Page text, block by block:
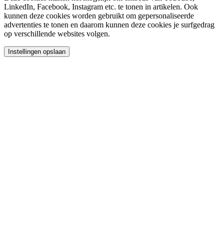
LinkedIn, Facebook, Instagram etc. te tonen in artikelen. Ook
kunnen deze cookies worden gebruikt om gepersonaliseerde
advertenties te tonen en daarom kunnen deze cookies je surfgedrag
op verschillende websites volgen.
Instellingen opslaan